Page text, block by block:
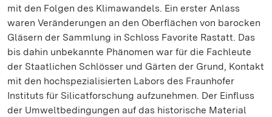
mit den Folgen des Klimawandels. Ein erster Anlass
waren Veränderungen an den Oberflächen von barocken
Gläsern der Sammlung in Schloss Favorite Rastatt. Das
bis dahin unbekannte Phänomen war für die Fachleute
der Staatlichen Schlösser und Gärten der Grund, Kontakt
mit den hochspezialisierten Labors des Fraunhofer
Instituts für Silicatforschung aufzunehmen. Der Einfluss
der Umweltbedingungen auf das historische Material